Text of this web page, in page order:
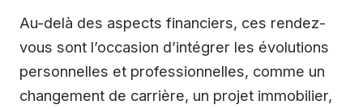
Au-delà des aspects financiers, ces rendez-
vous sont l’occasion d’intégrer les évolutions
personnelles et professionnelles, comme un
changement de carrière, un projet immobilier,